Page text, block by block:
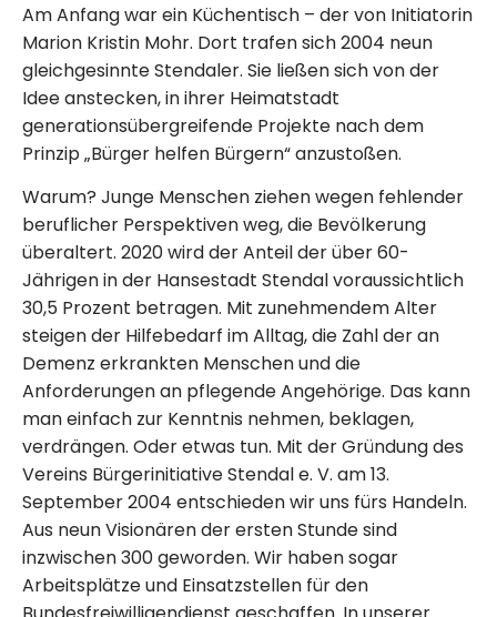
Am Anfang war ein Küchentisch – der von Initiatorin
Marion Kristin Mohr. Dort trafen sich 2004 neun
gleichgesinnte Stendaler. Sie ließen sich von der
Idee anstecken, in ihrer Heimatstadt
generationsübergreifende Projekte nach dem
Prinzip „Bürger helfen Bürgern“ anzustoßen.
Warum? Junge Menschen ziehen wegen fehlender
beruflicher Perspektiven weg, die Bevölkerung
überaltert. 2020 wird der Anteil der über 60-
Jährigen in der Hansestadt Stendal voraussichtlich
30,5 Prozent betragen. Mit zunehmendem Alter
steigen der Hilfebedarf im Alltag, die Zahl der an
Demenz erkrankten Menschen und die
Anforderungen an pflegende Angehörige. Das kann
man einfach zur Kenntnis nehmen, beklagen,
verdrängen. Oder etwas tun. Mit der Gründung des
Vereins Bürgerinitiative Stendal e. V. am 13.
September 2004 entschieden wir uns fürs Handeln.
Aus neun Visionären der ersten Stunde sind
inzwischen 300 geworden. Wir haben sogar
Arbeitsplätze und Einsatzstellen für den